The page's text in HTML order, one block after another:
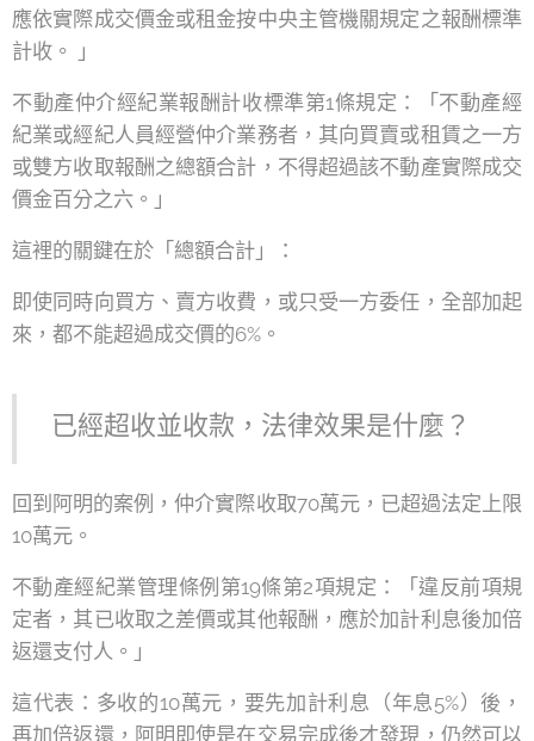
應依實際成交價金或租金按中央主管機關規定之報酬標準
計收。 」
不動產仲介經紀業報酬計收標準第1條規定：「不動產經
紀業或經紀人員經營仲介業務者，其向買賣或租賃之一方
或雙方收取報酬之總額合計，不得超過該不動產實際成交
價金百分之六。」
這裡的關鍵在於「總額合計」：
即使同時向買方、賣方收費，或只受一方委任，全部加起
來，都不能超過成交價的6%。
已經超收並收款，法律效果是什麼？
回到阿明的案例，仲介實際收取70萬元，已超過法定上限
10萬元。
不動產經紀業管理條例第19條第2項規定：「違反前項規
定者，其已收取之差價或其他報酬，應於加計利息後加倍
返還支付人。」
這代表：多收的10萬元，要先加計利息（年息5%）後，
再加倍返還，阿明即使是在交易完成後才發現，仍然可以